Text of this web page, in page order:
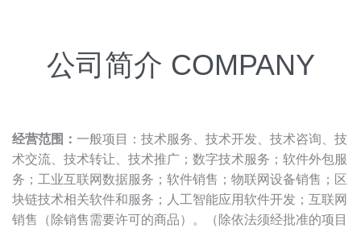
公司简介 COMPANY
经营范围： 一般项目：技术服务、技术开发、技术咨询、技
术交流、技术转让、技术推广；数字技术服务；软件外包服
务；工业互联网数据服务；软件销售；物联网设备销售；区
块链技术相关软件和服务；人工智能应用软件开发；互联网
销售（除销售需要许可的商品）。（除依法须经批准的项目